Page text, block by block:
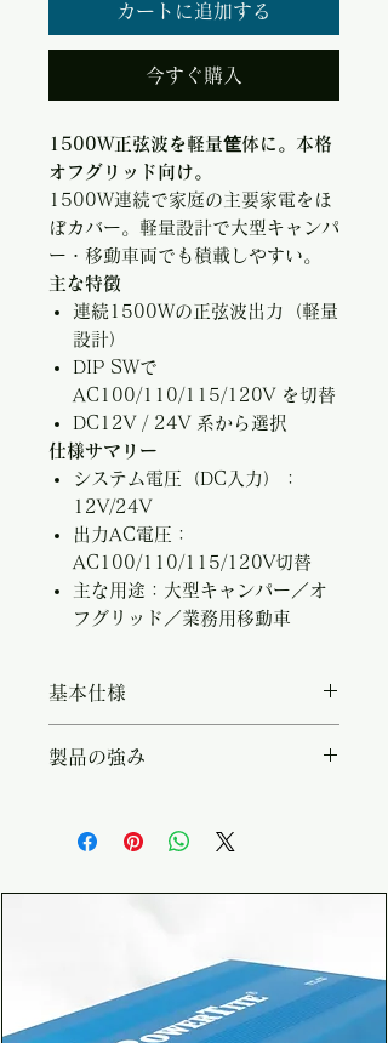
カートに追加する
今すぐ購入
1500W正弦波を軽量筐体に。本格
オフグリッド向け。
1500W連続で家庭の主要家電をほ
ぼカバー。軽量設計で大型キャンパ
ー・移動車両でも積載しやすい。
主な特徴
連続1500Wの正弦波出力（軽量
設計）
DIP SWで
AC100/110/115/120V を切替
DC12V / 24V 系から選択
仕様サマリー
システム電圧（DC入力）：
12V/24V
出力AC電圧：
AC100/110/115/120V切替
主な用途：大型キャンパー／オ
フグリッド／業務用移動車
基本仕様
12V/24V ・出力AC電圧：
グリッド／業務用移動車
製品の強み
量設計） ・DIP SWで
・DC12V / 24V 系から選択